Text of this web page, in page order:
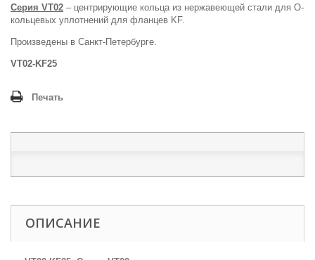
Серия VT02 – центрирующие кольца из нержавеющей стали для О-
кольцевых уплотнений для фланцев KF.
Произведены в Санкт-Петербурге.
VT02-KF25
Печать
ОПИСАНИЕ